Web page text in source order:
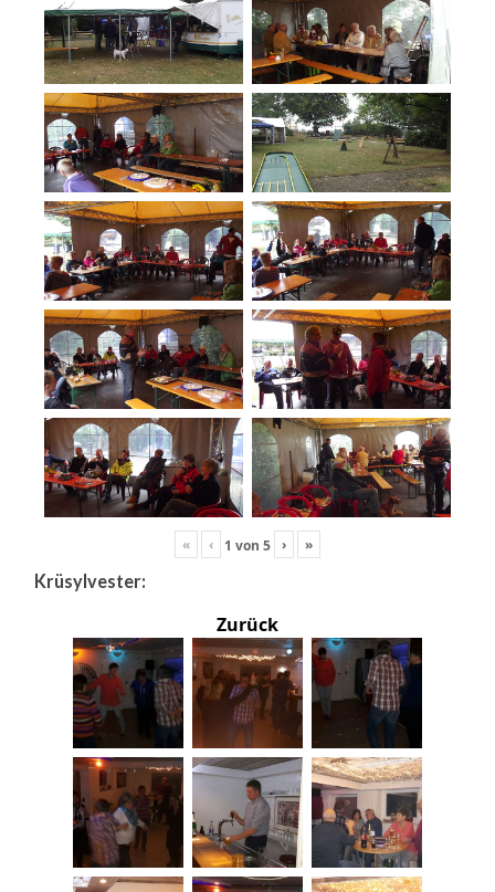
« ‹ 1 von 5 › »
Krüsylvester:
Zurück